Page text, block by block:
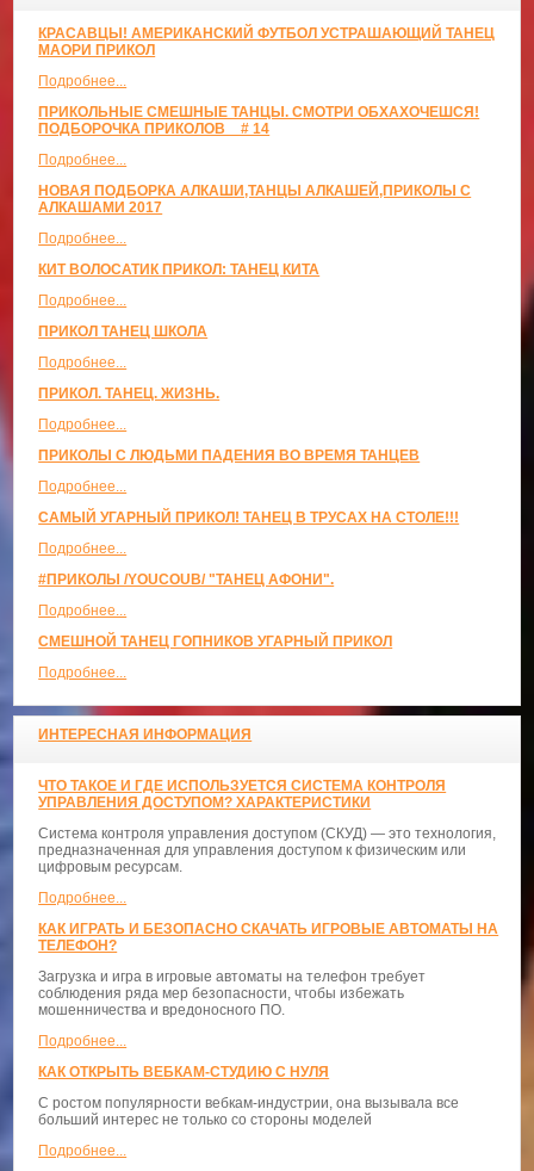
КРАСАВЦЫ! АМЕРИКАНСКИЙ ФУТБОЛ УСТРАШАЮЩИЙ ТАНЕЦ
МАОРИ ПРИКОЛ
Подробнее...
ПРИКОЛЬНЫЕ СМЕШНЫЕ ТАНЦЫ. СМОТРИ ОБХАХОЧЕШСЯ!
ПОДБОРОЧКА ПРИКОЛОВ _ # 14
Подробнее...
НОВАЯ ПОДБОРКА АЛКАШИ,ТАНЦЫ АЛКАШЕЙ,ПРИКОЛЫ С
АЛКАШАМИ 2017
Подробнее...
КИТ ВОЛОСАТИК ПРИКОЛ: ТАНЕЦ КИТА
Подробнее...
ПРИКОЛ ТАНЕЦ ШКОЛА
Подробнее...
ПРИКОЛ. ТАНЕЦ. ЖИЗНЬ.
Подробнее...
ПРИКОЛЫ С ЛЮДЬМИ ПАДЕНИЯ ВО ВРЕМЯ ТАНЦЕВ
Подробнее...
САМЫЙ УГАРНЫЙ ПРИКОЛ! ТАНЕЦ В ТРУСАХ НА СТОЛЕ!!!
Подробнее...
#ПРИКОЛЫ /YOUCOUB/ "ТАНЕЦ АФОНИ".
Подробнее...
СМЕШНОЙ ТАНЕЦ ГОПНИКОВ УГАРНЫЙ ПРИКОЛ
Подробнее...
ИНТЕРЕСНАЯ ИНФОРМАЦИЯ
ЧТО ТАКОЕ И ГДЕ ИСПОЛЬЗУЕТСЯ СИСТЕМА КОНТРОЛЯ
УПРАВЛЕНИЯ ДОСТУПОМ? ХАРАКТЕРИСТИКИ
Система контроля управления доступом (СКУД) — это технология,
предназначенная для управления доступом к физическим или
цифровым ресурсам.
Подробнее...
КАК ИГРАТЬ И БЕЗОПАСНО СКАЧАТЬ ИГРОВЫЕ АВТОМАТЫ НА
ТЕЛЕФОН?
Загрузка и игра в игровые автоматы на телефон требует
соблюдения ряда мер безопасности, чтобы избежать
мошенничества и вредоносного ПО.
Подробнее...
КАК ОТКРЫТЬ ВЕБКАМ-СТУДИЮ С НУЛЯ
С ростом популярности вебкам-индустрии, она вызывала все
больший интерес не только со стороны моделей
Подробнее...